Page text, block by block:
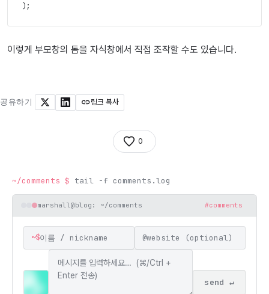
) ;
이렇게 부모창의 돔을 자식창에서 직접 조작할 수도 있습니다.
공유하기 X LinkedIn링크 복사
0
~/comments $ tail -f comments.log
marshall@blog: ~/comments #comments
~$ @
send ↵